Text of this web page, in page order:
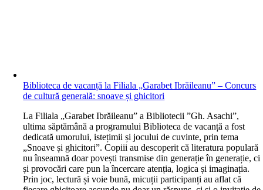
Biblioteca de vacanță la Filiala „Garabet Ibrăileanu” – Concurs
de cultură generală: snoave și ghicitori
La Filiala „Garabet Ibrăileanu” a Bibliotecii ”Gh. Asachi”,
ultima săptămână a programului Biblioteca de vacanță a fost
dedicată umorului, istețimii și jocului de cuvinte, prin tema
„Snoave și ghicitori”. Copiii au descoperit că literatura populară
nu înseamnă doar povești transmise din generație în generație, ci
și provocări care pun la încercare atenția, logica și imaginația.
Prin joc, lectură și voie bună, micuții participanți au aflat că